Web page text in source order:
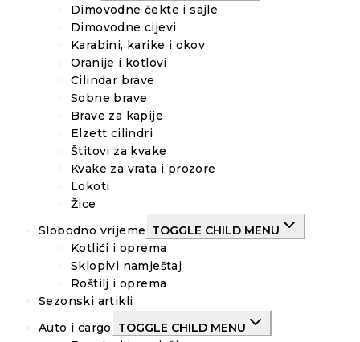
Dimovodne čekte i sajle
Dimovodne cijevi
Karabini, karike i okov
Oranije i kotlovi
Cilindar brave
Sobne brave
Brave za kapije
Elzett cilindri
Štitovi za kvake
Kvake za vrata i prozore
Lokoti
Žice
Slobodno vrijeme TOGGLE CHILD MENU
Kotlići i oprema
Sklopivi namještaj
Roštilj i oprema
Sezonski artikli
Auto i cargo
TOGGLE CHILD MENU